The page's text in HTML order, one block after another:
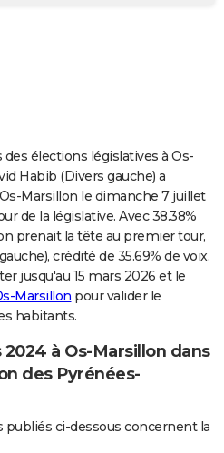
élections législatives à Os-
Habib (Divers gauche) a
Marsillon le dimanche 7 juillet
de la législative. Avec 38.38%
prenait la tête au premier tour,
crédité de 35.69% de voix.
jusqu'au 15 mars 2026 et le
Marsillon pour valider le
habitants.
à Os-Marsillon dans
des Pyrénées-
publiés ci-dessous concernent la